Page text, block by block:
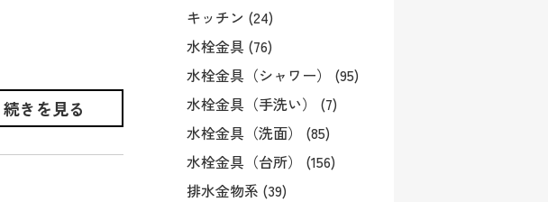
キッチン (24)
水栓金具 (76)
水栓金具（シャワー） (95)
水栓金具（手洗い） (7)
水栓金具（洗面） (85)
水栓金具（台所） (156)
排水金物系 (39)
続きを見る